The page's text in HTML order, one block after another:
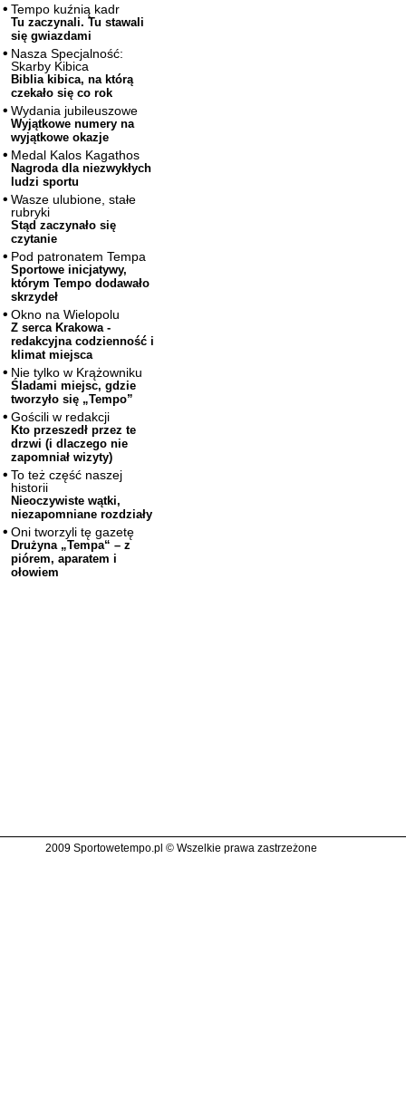
Tempo kuźnią kadr
Tu zaczynali. Tu stawali
się gwiazdami
Nasza Specjalność:
Skarby Kibica
Biblia kibica, na którą
czekało się co rok
Wydania jubileuszowe
Wyjątkowe numery na
wyjątkowe okazje
Medal Kalos Kagathos
Nagroda dla niezwykłych
ludzi sportu
Wasze ulubione, stałe
rubryki
Stąd zaczynało się
czytanie
Pod patronatem Tempa
Sportowe inicjatywy,
którym Tempo dodawało
skrzydeł
Okno na Wielopolu
Z serca Krakowa -
redakcyjna codzienność i
klimat miejsca
Nie tylko w Krążowniku
Śladami miejsc, gdzie
tworzyło się „Tempo”
Gościli w redakcji
Kto przeszedł przez te
drzwi (i dlaczego nie
zapomniał wizyty)
To też część naszej
historii
Nieoczywiste wątki,
niezapomniane rozdziały
Oni tworzyli tę gazetę
Drużyna „Tempa“ – z
piórem, aparatem i
ołowiem
2009 Sportowetempo.pl © Wszelkie prawa zastrzeżone